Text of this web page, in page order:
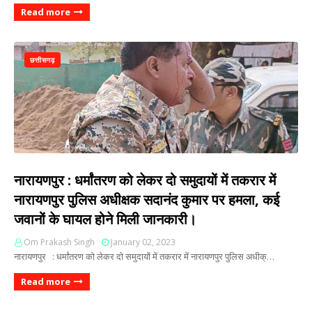
Read more
छत्तीसगढ़
नारायणपुर : धर्मांतरण को लेकर दो समुदायों में तकरार में
नारायणपुर पुलिस अधीक्षक सदानंद कुमार पर हमला, कई
जवानों के घायल होने मिली जानकारी।
Om Prakash Singh January 02, 2023
नारायणपुर : धर्मांतरण को लेकर दो समुदायों में तकरार में नारायणपुर पुलिस अधीक्…
Read more